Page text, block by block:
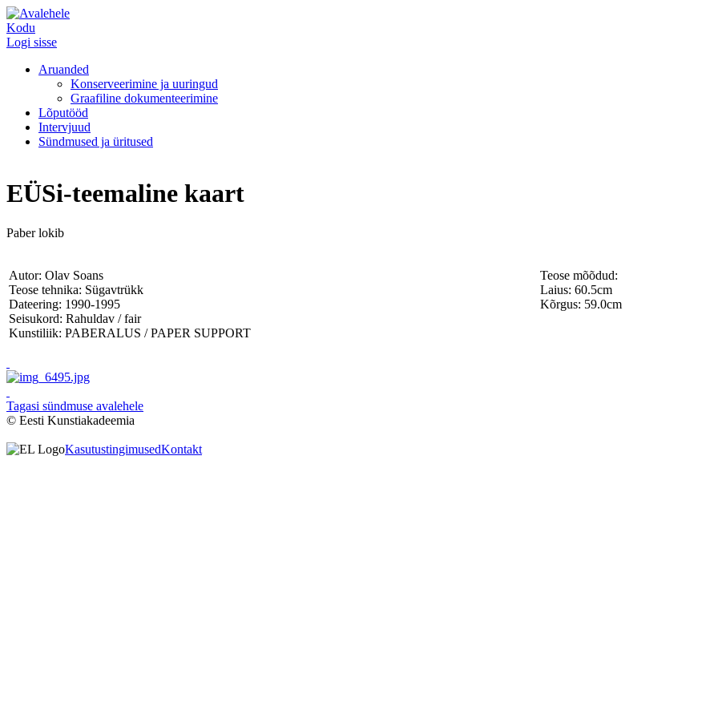
Kodu
Logi sisse
Aruanded
Konserveerimine ja uuringud
Graafiline dokumenteerimine
Lõputööd
Intervjuud
Sündmused ja üritused
EÜSi-teemaline kaart
Paber lokib
Autor: Olav Soans
Teose tehnika: Sügavtrükk
Dateering: 1990-1995
Seisukord: Rahuldav / fair
Kunstiliik: PABERALUS / PAPER SUPPORT
Teose mõõdud:
Laius: 60.5cm
Kõrgus: 59.0cm
Tagasi sündmuse avalehele
© Eesti Kunstiakadeemia
KasutustingimusedKontakt